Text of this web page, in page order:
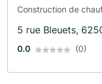
Construction de
5 rue Bleuets,
0.0 (0)